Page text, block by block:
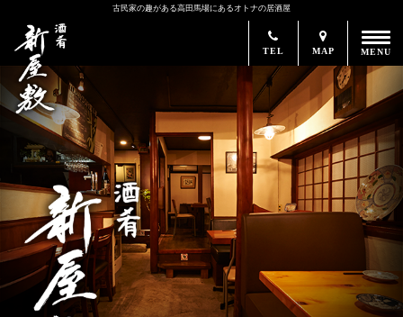
古民家の趣がある高田馬場にあるオトナの居酒屋
TEL MAP MENU